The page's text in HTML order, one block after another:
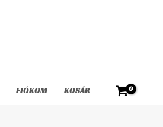
FIÓKOM KOSÁR